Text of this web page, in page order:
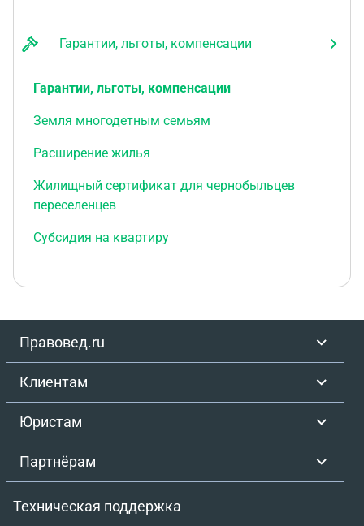
Гарантии, льготы, компенсации
Гарантии, льготы, компенсации
Земля многодетным семьям
Расширение жилья
Жилищный сертификат для чернобыльцев
переселенцев
Субсидия на квартиру
Правовед.ru
Клиентам
Юристам
Партнёрам
Техническая поддержка